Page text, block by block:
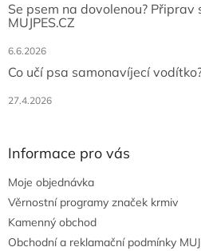
Se psem na dovolenou? Připrav
MUJPES.CZ
6.6.2026
Co učí psa samonavíjecí vodítko?
27.4.2026
Informace pro vás
Moje objednávka
Věrnostní programy značek krmiv
Kamenný obchod
Obchodní a reklamační podmínky